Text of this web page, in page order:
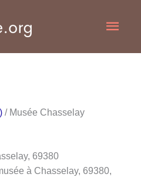
/ Musée Chasselay
69380
à Chasselay, 69380,